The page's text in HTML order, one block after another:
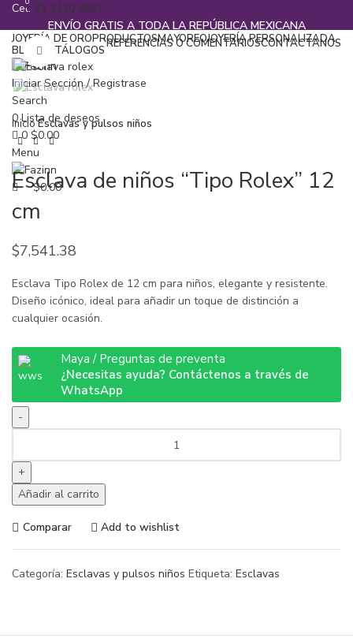
Cel. 33 3410 9687
ENVÍO GRATIS A TODA LA REPÚBLICA MEXICANA
REFERENCIAS O COMENTARIOSCONTACTANOS
¡Llamanos! 33 3410 9687
JOYERÍA DE OROPRODUCTOSMAYOREOJOYERÍA PERSONALIZADA
BLOGCATÁLOGOS
Iniciar Sección / Registrase
Search
0Lista de deseos
0 $0.00
Menu
$0.00
Click to enlarge
InicioEsclavas y pulsos niños
Esclava de niños “Tipo Rolex” 12
cm
$7,541.38
Esclava Tipo Rolex de 12 cm para niños, elegante y resistente.
Diseño icónico, ideal para añadir un toque de distinción a
cualquier ocasión.
Maya / Preguntas de preventa
¿Necesitas ayuda? Contáctenos a través de
WhatsApp
niños
“Tipo
Rolex”
12
Añadir al carrito
Comparar Add to wishlist
Categoría: Esclavas y pulsos niños Etiqueta: Esclavas